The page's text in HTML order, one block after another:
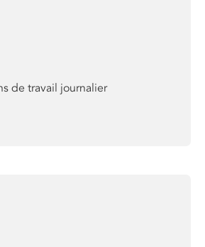
de travail journalier